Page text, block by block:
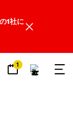
1社に
1